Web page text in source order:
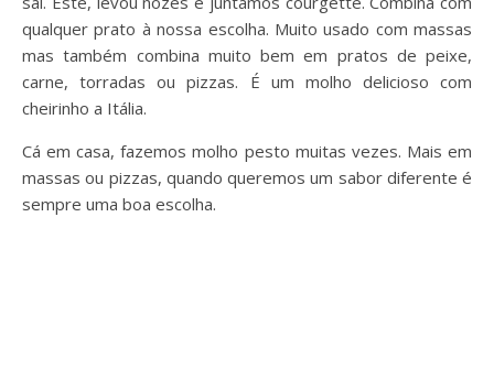
qualquer prato à nossa escolha. Muito usado com massas
mas também combina muito bem em pratos de peixe,
carne, torradas ou pizzas. É um molho delicioso com
cheirinho a Itália.
Cá em casa, fazemos molho pesto muitas vezes. Mais em
massas ou pizzas, quando queremos um sabor diferente é
sempre uma boa escolha.